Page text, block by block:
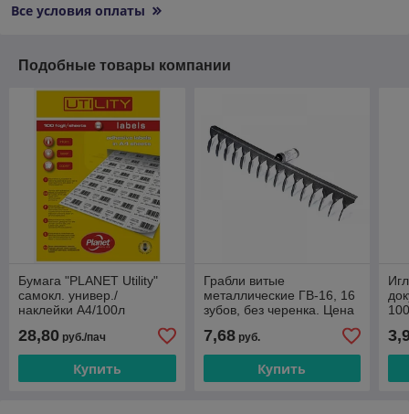
Все условия оплаты
Подобные товары компании
Бумага "PLANET Utility"
самокл. универ./
наклейки А4/100л
указана без учета НДС 20
28,80 руб./пач
Купить
Грабли витые
металлические ГВ-16, 16
зубов, без черенка. Цена
20%
7,68руб.
Купить